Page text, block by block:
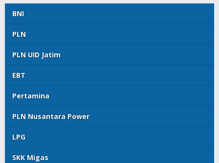
BNI
PLN
PLN UID Jatim
EBT
Pertamina
PLN Nusantara Power
LPG
SKK Migas